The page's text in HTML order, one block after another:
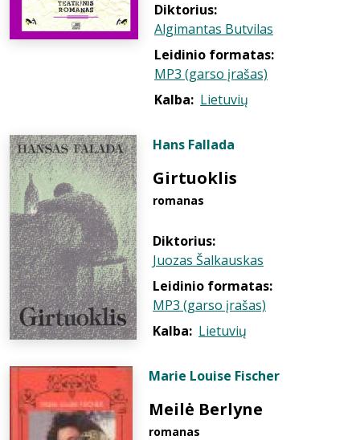
Diktorius:
Algimantas Butvilas
Leidinio formatas:
MP3 (garso įrašas)
Kalba: Lietuvių
Hans Fallada
Girtuoklis
romanas
Diktorius:
Juozas Šalkauskas
Leidinio formatas:
MP3 (garso įrašas)
Kalba: Lietuvių
Marie Louise Fischer
Meilė Berlyne
romanas